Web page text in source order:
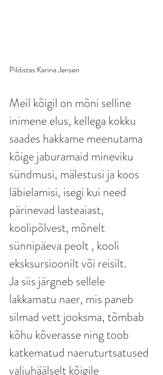
Pildistas Karina Jensen
Meil kõigil on mõni selline
inimene elus, kellega kokku
saades hakkame meenutama
kõige jaburamaid mineviku
sündmusi, mälestusi ja koos
läbielamisi, isegi kui need
pärinevad lasteaiast,
koolipõlvest, mõnelt
sünnipäeva peolt , kooli
eksksursioonilt või reisilt.
Ja siis järgneb sellele
lakkamatu naer, mis paneb
silmad vett jooksma, tõmbab
kõhu kõverasse ning toob
katkematud naeruturtsatused
valjuhäälselt kõigile